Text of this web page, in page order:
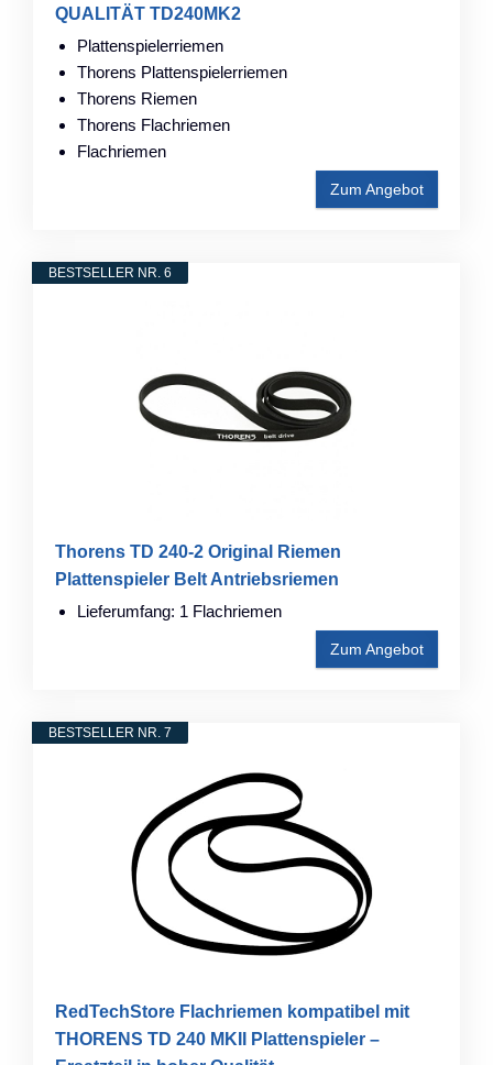
QUALITÄT TD240MK2
Plattenspielerriemen
Thorens Plattenspielerriemen
Thorens Riemen
Thorens Flachriemen
Flachriemen
Zum Angebot
BESTSELLER NR. 6
Thorens TD 240-2 Original Riemen
Plattenspieler Belt Antriebsriemen
Lieferumfang: 1 Flachriemen
Zum Angebot
BESTSELLER NR. 7
RedTechStore Flachriemen kompatibel mit
THORENS TD 240 MKII Plattenspieler –